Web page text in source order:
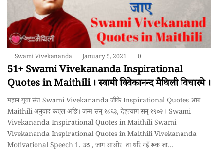
Swami Vivekananda January 5, 2021 0
51+ Swami Vivekananda Inspirational
Quotes in Maithili । स्वामी विवेकानन्द मैथिली विचारमे ।
महान युवा संत Swami Vivekananda जीके Inspirational Quotes आब
Maithili अनुवाद कएल अछि। जन्म सन् १८६३, देहत्याग सन् १९०२ । Swami
Vivekananda Inspirational Quotes in Maithili Swami
Vivekananda Inspirational Quotes in Maithili Vivekananda
Motivational Speech 1. उठ , जाग आओर ता धरि नइँ रूक जा…